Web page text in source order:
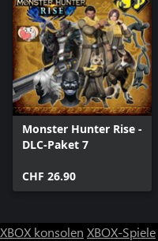
Monster Hunter Rise -
DLC-Paket 7
CHF 26.90
XBOX konsolen XBOX-Spiele